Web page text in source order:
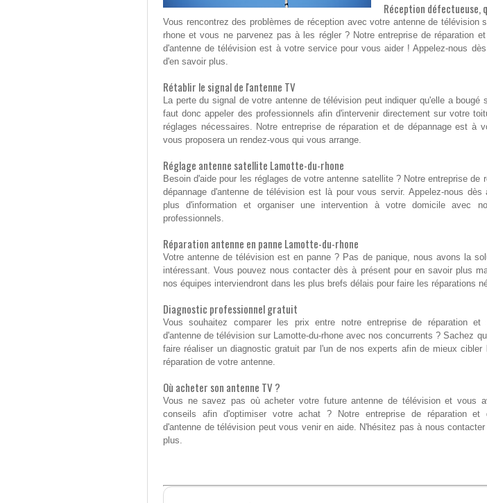
Réception défectueuse,
Vous rencontrez des problèmes de réception avec votre antenne de télévision
rhone et vous ne parvenez pas à les régler ? Notre entreprise de réparation et
d'antenne de télévision est à votre service pour vous aider ! Appelez-nous
d'en savoir plus.
Rétablir le signal de l'antenne TV
La perte du signal de votre antenne de télévision peut indiquer qu'elle a bougé
faut donc appeler des professionnels afin d'intervenir directement sur votre
réglages nécessaires. Notre entreprise de réparation et de dépannage est à
vous proposera un rendez-vous qui vous arrange.
Réglage antenne satellite Lamotte-du-rhone
Besoin d'aide pour les réglages de votre antenne satellite ? Notre entreprise de
dépannage d'antenne de télévision est là pour vous servir. Appelez-nous dès
plus d'information et organiser une intervention à votre domicile avec
professionnels.
Réparation antenne en panne Lamotte-du-rhone
Votre antenne de télévision est en panne ? Pas de panique, nous avons la
intéressant. Vous pouvez nous contacter dès à présent pour en savoir plus
nos équipes interviendront dans les plus brefs délais pour faire les réparations
Diagnostic professionnel gratuit
Vous souhaitez comparer les prix entre notre entreprise de réparation et
d'antenne de télévision sur Lamotte-du-rhone avec nos concurrents ? Sachez
faire réaliser un diagnostic gratuit par l'un de nos experts afin de mieux cibler
réparation de votre antenne.
Où acheter son antenne TV ?
Vous ne savez pas où acheter votre future antenne de télévision et vous
conseils afin d'optimiser votre achat ? Notre entreprise de réparation et
d'antenne de télévision peut vous venir en aide. N'hésitez pas à nous
plus.